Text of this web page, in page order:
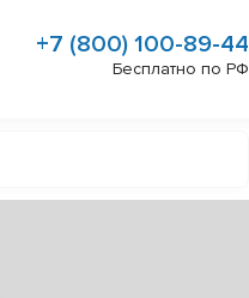
+7 (800) 100-89-44
Бесплатно по РФ